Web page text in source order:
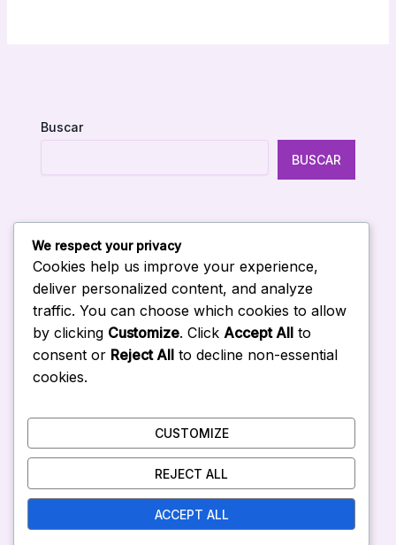
Buscar
BUSCAR
Entradas Recientes
Curso de IA in company en Venezuela
Curso de Gemini para empresas en Venezuela
Curso de Copilot para empresas en Venezuela
Curso de ChatGPT para empresas en Venezuela
Inicio
We respect your privacy
Cookies help us improve your experience,
deliver personalized content, and analyze
traffic. You can choose which cookies to allow
by clicking Customize. Click Accept All to
consent or Reject All to decline non-essential
cookies.
CUSTOMIZE
REJECT ALL
ACCEPT ALL